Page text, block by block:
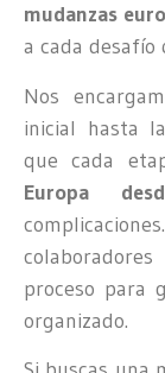
mudanzas
a cada
Nos
inicial hasta
que cada
Europa
proceso para
organizado.